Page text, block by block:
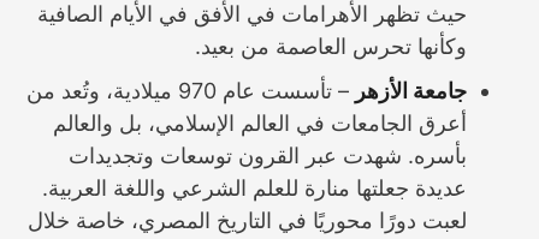
حيث تظهر الأهرامات في الأفق في الأيام الصافية
وكأنها تحرس العاصمة من بعيد.
جامعة الأزهر
– تأسست عام 970 ميلادية، وتُعد من
أعرق الجامعات في العالم الإسلامي، بل والعالم
بأسره. شهدت عبر القرون توسعات وتجديدات
عديدة جعلتها منارة للعلم الشرعي واللغة العربية.
لعبت دورًا محوريًا في التاريخ المصري، خاصة خلال